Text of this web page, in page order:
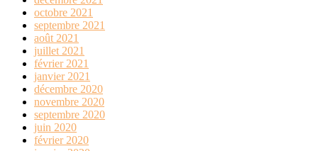
octobre 2021
septembre 2021
août 2021
juillet 2021
février 2021
janvier 2021
décembre 2020
novembre 2020
septembre 2020
juin 2020
février 2020